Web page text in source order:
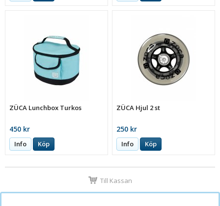
ZÜCA Lunchbox Turkos
450 kr
Info Köp
ZÜCA Hjul 2 st
250 kr
Info Köp
Till Kassan